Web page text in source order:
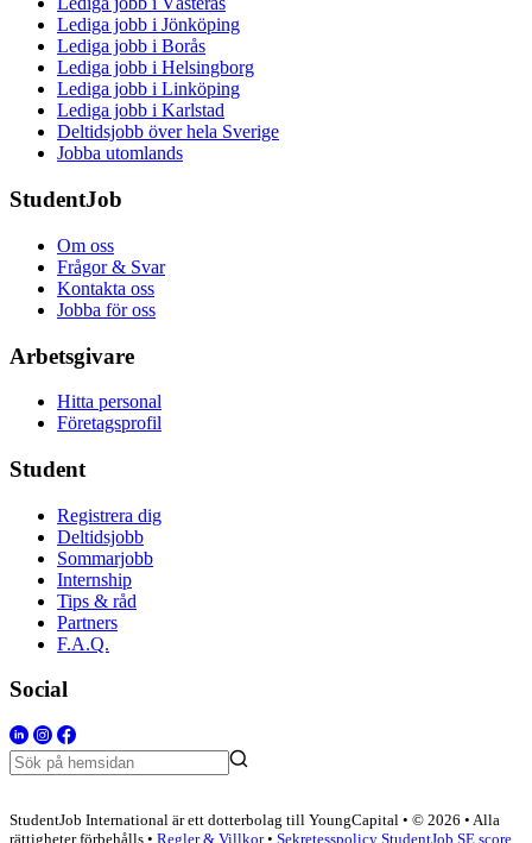
Lediga jobb i Jönköping
Lediga jobb i Borås
Lediga jobb i Helsingborg
Lediga jobb i Linköping
Lediga jobb i Karlstad
Deltidsjobb över hela Sverige
Jobba utomlands
StudentJob
Om oss
Frågor & Svar
Kontakta oss
Jobba för oss
Arbetsgivare
Hitta personal
Företagsprofil
Student
Registrera dig
Deltidsjobb
Sommarjobb
Internship
Tips & råd
Partners
F.A.Q.
Social
StudentJob International är ett dotterbolag till YoungCapital • © 2026 • Alla
rättigheter förbehålls • Regler & Villkor• Sekretesspolicy StudentJob SE score